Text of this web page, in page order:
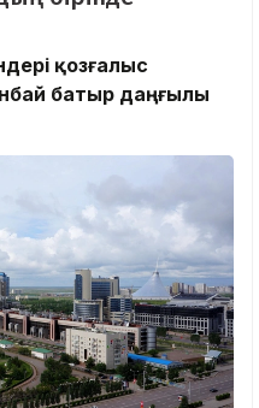
қозғалыс
батыр даңғылы